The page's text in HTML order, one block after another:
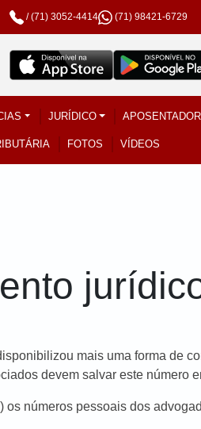
/(71) 3052-4414 (71) 98421-6729
JURÍDICO
FOTOS VÍDEOS
mais uma forma de
devem salvar este número
os números pessoais dos